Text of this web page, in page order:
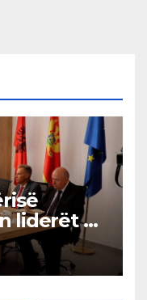
liderët e
Ulqin